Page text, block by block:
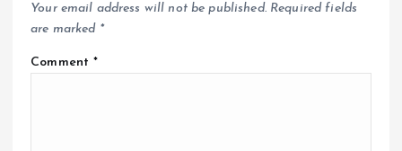
Your email address will not be published. Required fields
are marked *
Comment*